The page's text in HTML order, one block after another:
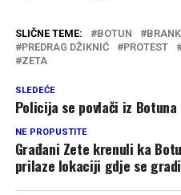
SLIČNE TEME: BOTUN
PREDRAG DŽIKNIĆ
PROTEST
ZETA
SLEDEĆE
Policija se povlači iz Botuna
NE PROPUSTITE
Građani Zete krenuli ka
prilaze lokaciji gdje se